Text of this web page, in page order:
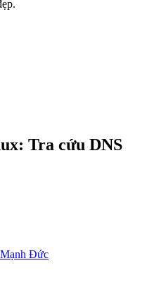
Tra cứu DNS
Đức